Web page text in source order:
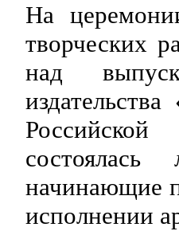
На
творческих
над
Российской
состоялась
начинающие
исполнении